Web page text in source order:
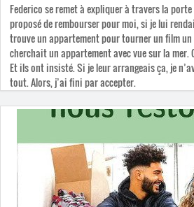
Federico se remet à expliquer à travers la porte
proposé de rembourser pour moi, si je lui
trouve un appartement pour tourner un film un
cherchait un appartement avec vue sur la mer.
Et ils ont insisté. Si je leur arrangeais ça, je
tout. Alors, j’ai fini par accepter.